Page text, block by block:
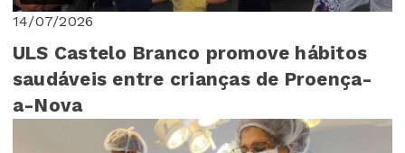
14/07/2026
ULS Castelo Branco promove hábitos
saudáveis entre crianças de Proença-
a-Nova